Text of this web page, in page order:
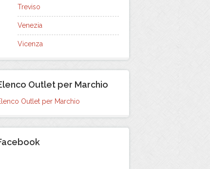
Treviso
Venezia
Vicenza
Outlet per Marchio
Outlet per Marchio